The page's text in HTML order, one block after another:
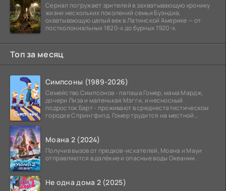
Сериал погружает зрителей в захватывающую хронику
жизни нескольких поколений семьи Буэндиа,
охватывающую целый век в Латинской Америке — от
постколониальных 1820-х до бурных 1920-х.
Топ за месяц
Симпсоны (1989-2026)
Семейство Симпсонов - папаша Гомер, мама Мардж,
дочери Лиза и маленькая Мэгги, и несносный
подросток Барт - проживают в среднестатистическом
городке Спрингфилд. Гомер трудится на местной
Моана 2 (2024)
Получив вызов от предков-искателей, Моана и Мауи
отправляются в далёкие и опасные воды Океании.
Не одна дома 2 (2025)